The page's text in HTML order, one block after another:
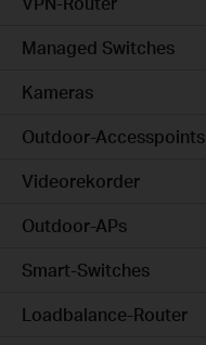
Managed Switches
Kameras
Outdoor-Accesspoints
Videorekorder
Outdoor-APs
Smart-Switches
Loadbalance-Router